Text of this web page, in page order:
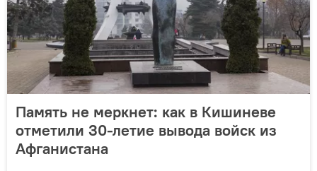
Память не меркнет: как в Кишиневе
отметили 30-летие вывода войск из
Афганистана